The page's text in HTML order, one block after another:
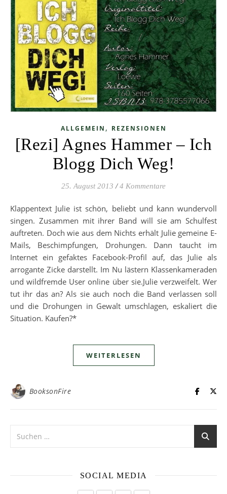
ALLGEMEIN , REZENSIONEN
[Rezi] Agnes Hammer – Ich
Blogg Dich Weg!
25. August 2013 / 4 Kommentare
Klappentext Julie ist schön, beliebt und kann wundervoll
singen. Zusammen mit ihrer Band will sie am Schulfest
auftreten. Doch wie aus dem Nichts erhält Julie gemeine E-
Mails, Beschimpfungen, Drohungen. Dann taucht im
Internet ein gefaktes Facebook-Profil auf, das Julie als
arrogante Zicke darstellt. Im Nu lästern Klassenkameraden
und wildfremde User online über sie.Julie verzweifelt. Wer
tut ihr das an? Als sie auch noch die Band verlassen soll
und die Drohungen in Gewalt umschlagen, eskaliert die
Situation. Kaufen?*
WEITERLESEN
BooksonFire
SOCIAL MEDIA